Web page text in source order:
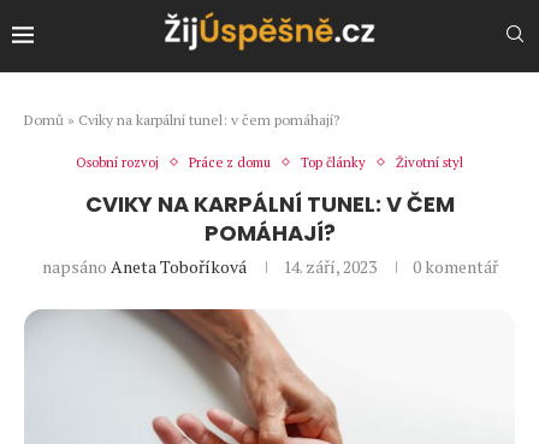
Domů » Cviky na karpální tunel: v čem pomáhají?
Osobní rozvoj Práce z domu Top články Životní styl
CVIKY NA KARPÁLNÍ TUNEL: V ČEM
POMÁHAJÍ?
napsáno Aneta Toboříková 14. září, 2023 0 komentář